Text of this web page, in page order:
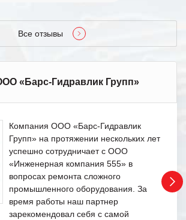
Все отзывы
«Барс-Гидравлик Групп»
Компания ООО «Барс-Гидравлик
Групп» на протяжении нескольких лет
успешно сотрудничает с ООО
«Инженерная компания 555» в
вопросах ремонта сложного
промышленного оборудования. За
время работы наш партнер
зарекомендовал себя с самой